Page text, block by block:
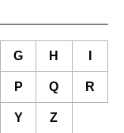
G H
P Q R
Y Z